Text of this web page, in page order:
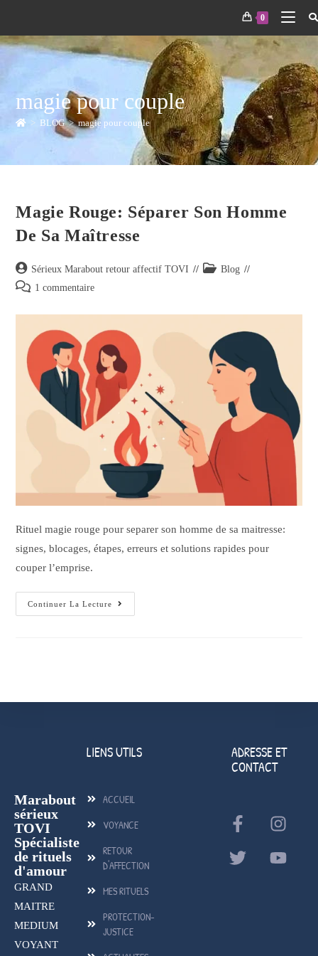
0
magie pour couple
> BLOG > magie pour couple
Magie Rouge: Séparer Son Homme
De Sa Maîtresse
Sérieux Marabout retour affectif TOVI
Blog
1 commentaire
Rituel magie rouge pour separer son homme de sa maitresse:
signes, blocages, étapes, erreurs et solutions rapides pour
couper l’emprise.
Continuer La Lecture
Marabout
sérieux
TOVI
Spécialiste
de rituels
d'amour
GRAND
MAITRE
MEDIUM
VOYANT
LIENS UTILS
ACCUEIL
VOYANCE
RETOUR
D'AFFECTION
MES RITUELS
PROTECTION-
JUSTICE
ADRESSE ET
CONTACT